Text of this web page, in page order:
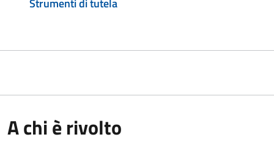
A chi è rivolto